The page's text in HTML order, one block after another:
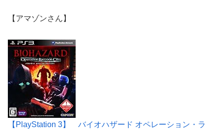
【アマゾンさん】
【PlayStation 3】 バイオハザード オペレーション・ラ